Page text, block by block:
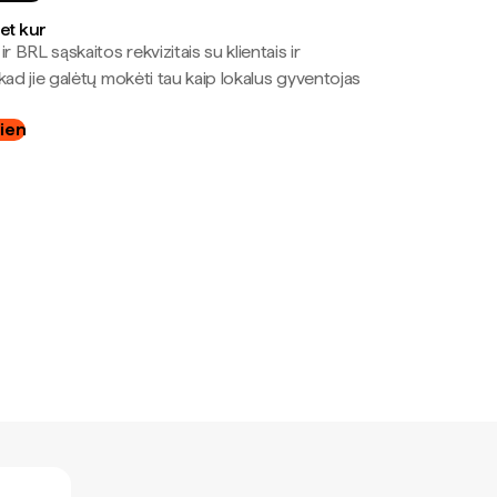
kur
ir BRL sąskaitos rekvizitais su klientais ir
jie galėtų mokėti tau kaip lokalus gyventojas